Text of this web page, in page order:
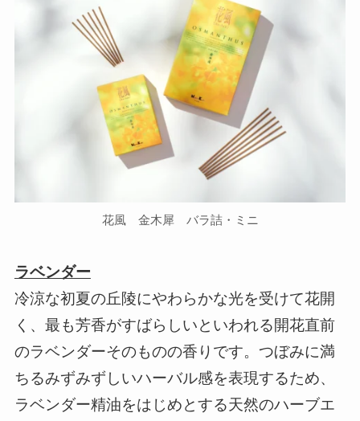
花風 金木犀 バラ詰・ミニ
ラベンダー
冷涼な初夏の丘陵にやわらかな光を受けて花開
く、最も芳香がすばらしいといわれる開花直前
のラベンダーそのものの香りです。つぼみに満
ちるみずみずしいハーバル感を表現するため、
ラベンダー精油をはじめとする天然のハーブエ